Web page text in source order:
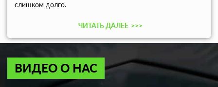
слишком долго.
ЧИТАТЬ ДАЛЕЕ >>>
ВИДЕО О НАС